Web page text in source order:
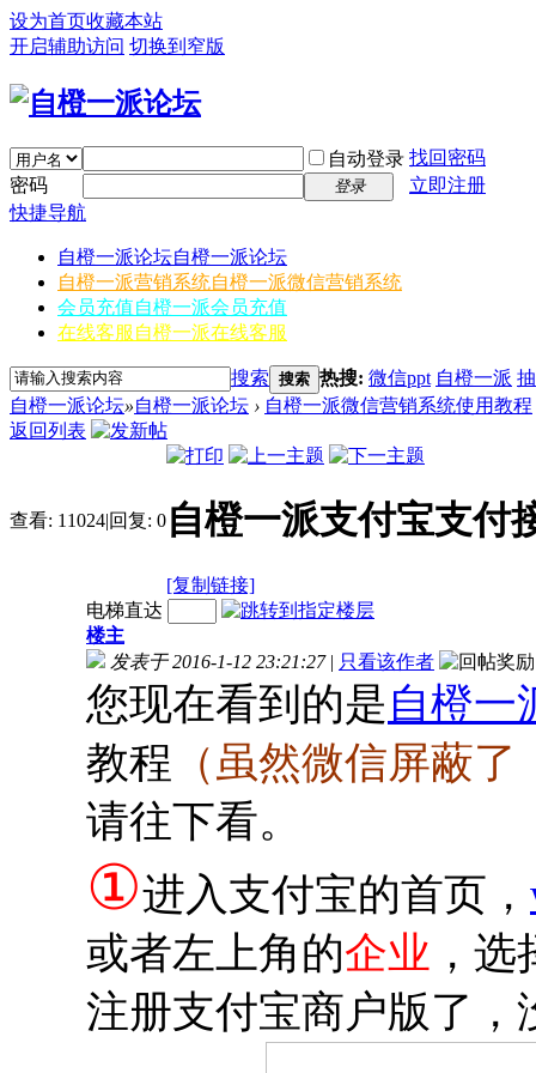
设为首页收藏本站
开启辅助访问 切换到窄版
自动登录 找回密码
密码
登录
立即注册
快捷导航
自橙一派论坛自橙一派论坛
自橙一派营销系统自橙一派微信营销系统
会员充值自橙一派会员充值
在线客服 自橙一派在线客服
搜索 搜索 热搜: 微信ppt 自橙一派
自橙一派论坛»自橙一派论坛 › 自橙一派微信营销系统使用教程
返回列表
查看: 11024|回复: 0 自橙一派支付宝支付
[复制链接]
电梯直达
楼主
发表于 2016-1-12 23:21:27 | 只看该作者
您现在看到的是 自橙一
教程 （虽然微信屏蔽
请往下看。
①进入支付宝的首页，
或者左上角的企业 ，
注册支付宝商户版了，